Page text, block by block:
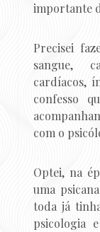
importante
Precisei
sangue,
cardíacos,
confesso
com o
Optei, na
uma
toda já
psicologia